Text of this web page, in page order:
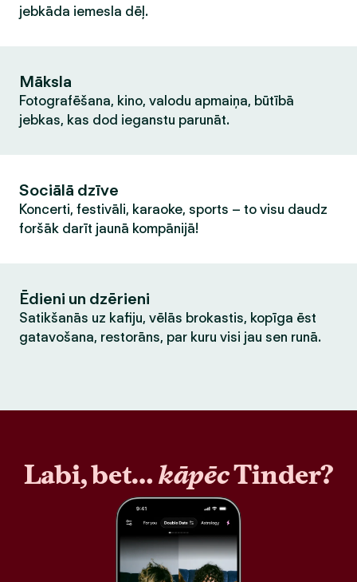
jebkāda iemesla dēļ.
Māksla
Fotografēšana, kino, valodu apmaiņa, būtībā
jebkas, kas dod ieganstu parunāt.
Sociālā dzīve
Koncerti, festivāli, karaoke, sports – to visu daudz
foršāk darīt jaunā kompānijā!
Ēdieni un dzērieni
Satikšanās uz kafiju, vēlās brokastis, kopīga ēst
gatavošana, restorāns, par kuru visi jau sen runā.
Labi, bet…kāpēcTinder?